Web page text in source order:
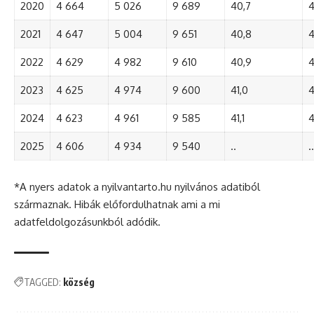
2020 4 664 5 026 9 689 40,7
2021 4 647 5 004 9 651 40,8
2022 4 629 4 982 9 610 40,9
2023 4 625 4 974 9 600 41,0
2024 4 623 4 961 9 585 41,1
2025 4 606 4 934 9 540 .. ..
*A nyers adatok a nyilvantarto.hu nyilvános adatiból
származnak. Hibák előfordulhatnak ami a mi
adatfeldolgozásunkból adódik.
TAGGED: község